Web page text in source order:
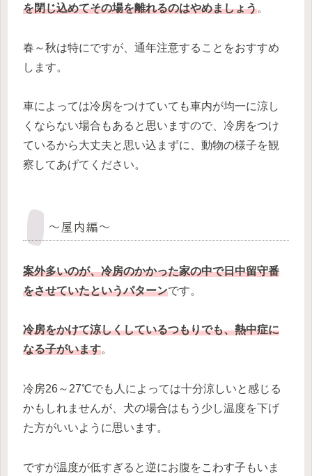
を閉じ込めてその場を離れるのはやめましょう。
春～秋は特にですが、通年注意することをおすすめ
します。
車によっては冷房をつけていても車内が均一に涼し
くならない場合もあると思いますので、冷房をつけ
ているから大丈夫と思い込まずに、動物の様子を観
察してあげてください。
～屋内編～
案外多いのが、冷房のかかった家の中で日中留守番
をさせていたというパターンです。
冷房をかけて涼しくしているつもりでも、熱中症に
なる子がいます。
冷房26～27℃でも人によっては十分涼しいと感じる
かもしれませんが、犬の場合はもう少し温度を下げ
た方がいいように思います。
ですが温度が低すぎると逆にお腹をこわす子もいま